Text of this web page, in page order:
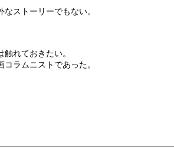
ストーリーでもない。
れておきたい。
ラムニストであった。